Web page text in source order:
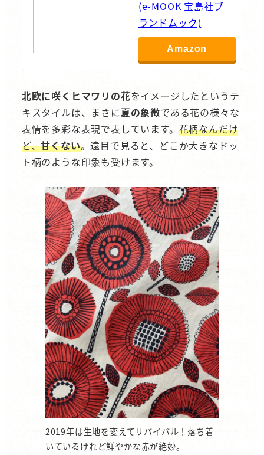
(e-MOOK 宝島社ブ
ランドムック)
Amazon
北欧に咲くヒマワリの花をイメージしたというテ
キスタイルは、まさに夏の象徴である花の様々な
表情を多彩な表現で表しています。 花柄なんだけ
ど、甘くない。遠目で見ると、どこか大きなドッ
ト柄のような印象も受けます。
2019年は生地を変えてリバイバル！落ち着
いているけれど鮮やかな赤が絶妙。